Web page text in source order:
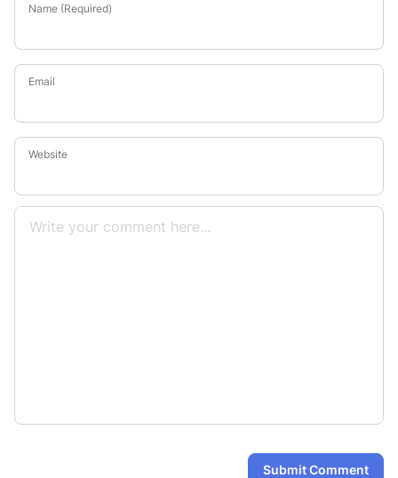
Name (Required)
Email
Website
Submit Comment